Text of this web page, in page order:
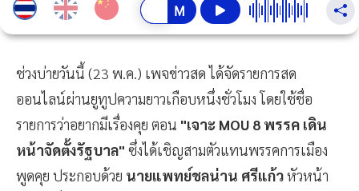
ช่วงบ่ายวันนี้ (23 พ.ค.) เพจข่าวสด ได้จัดรายการสด
ออนไลน์ผ่านยูทูปความยาวเกือบหนึ่งชั่วโมง โดยใช้ชื่อ
รายการว่าอยากมีเรื่องคุย ตอน "เจาะ MOU 8 พรรค เดิน
หน้าจัดตั้งรัฐบาล" ซึ่งได้เชิญสามตัวแทนพรรคการเมือง
พูดคุย ประกอบด้วย นายแพทย์ชลน่าน ศรีแก้วหัวหน้า